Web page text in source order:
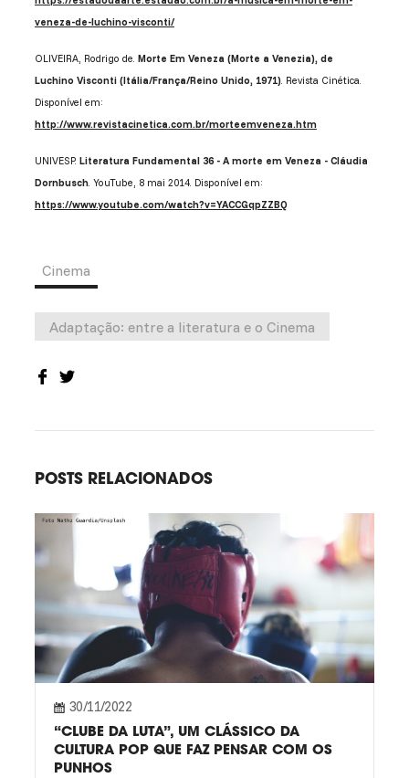
veneza-de-luchino-visconti/
OLIVEIRA, Rodrigo de. Morte Em Veneza (Morte a Venezia), de
Luchino Visconti (Itália/França/Reino Unido, 1971). Revista Cinética.
Disponível em:
http://www.revistacinetica.com.br/morteemveneza.htm
UNIVESP. Literatura Fundamental 36 - A morte em Veneza - Cláudia
Dornbusch. YouTube, 8 mai 2014. Disponível em:
https://www.youtube.com/watch?v=YACCGqpZZBQ
Cinema
Adaptação: entre a literatura e o Cinema
POSTS RELACIONADOS
30/11/2022
“CLUBE DA LUTA”, UM CLÁSSICO DA
CULTURA POP QUE FAZ PENSAR COM OS
PUNHOS